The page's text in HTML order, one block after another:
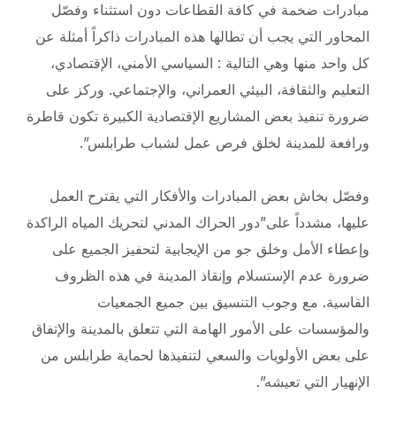
مبادرات ضخمة في كافة القطاعات دون استثناء وفصّل
المحاور التي يجب أن تطالها هذه المبادرات ذاكراً أمثلة عن
كل واحد منها وهي التالية : السياسي الأمني، الإقتصادي،
التعليم والثقافة، البيئي العمراني، والإجتماعي. وركز على
ضرورة تنفيذ بعض المشاريع الإقتصادية الكبيرة تكون قاطرة
ورافعة للمدينة لخلق فرص عمل لشباب طرابلس”.
وفصّل بخاش بعض المبادرات والأفكار التي يقترح العمل
عليها، مشدداً على”دور الحراك المدني لتحريك المياه الراكدة
وإعطاء الأمل وخلق جو من الإيجابية لتحفيز الجميع على
ضرورة عدم الإستسلام وإنقاذ المدينة في هذه الظروف
القاسية. مع وجوب التنسيق بين جميع الجمعيات
والمؤسسات على الأمور الهامة التي تتعلق بالمدينة والإتفاق
على بعض الأولويات والسعي لتنفيذها لحماية طرابلس من
الإنهيار التي تعيشه”.